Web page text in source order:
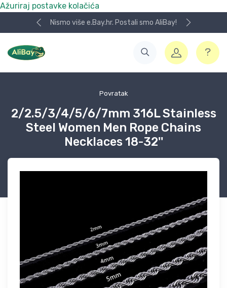
Ažuriraj postavke kolačića
Nismo više e.Bay.hr. Postali smo AliBay!
Povratak
2/2.5/3/4/5/6/7mm 316L Stainless
Steel Women Men Rope Chains
Necklaces 18-32''